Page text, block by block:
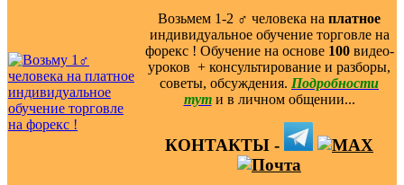
Возьмем 1-2 ‍♂️ человека на платное
индивидуальное обучение торговле на
форекс ! Обучение на основе 100видео-
уроков ️ + консультирование и разборы,
советы, обсуждения. Подробности
тут и в личном общении...
КОНТАКТЫ -